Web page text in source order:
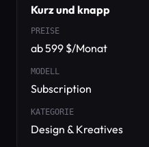
Kurz und knapp
PREISE
ab 599 $/Monat
MODELL
Subscription
KATEGORIE
Design & Kreatives